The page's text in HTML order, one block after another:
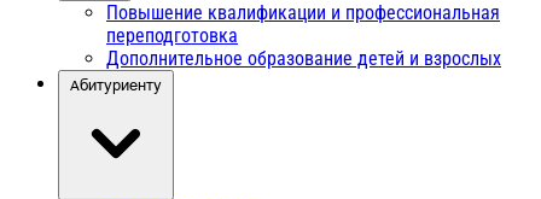
Повышение квалификации и профессиональная
переподготовка
Дополнительное образование детей и взрослых
Абитуриенту